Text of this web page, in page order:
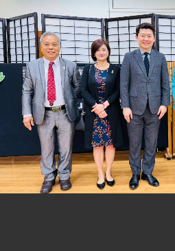
臺美簽署「對等貿易
疊加 我輸美2072項產
總統接受「法新社」（
外交部長林佳龍於《
世界 需要台灣，團結合
外交部長林佳龍出席
「見證蛻變，分享世
位轉 型迎向下個50年
總統主持「台美經濟
明臺美合作三大戰略
領 下一個世代的繁榮
外交部長林佳龍接受
述印太安全局勢，籲
作
副總統接見美參議員
要合作夥伴